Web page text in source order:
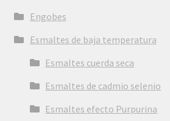
Engobes
Esmaltes de baja temperatura
Esmaltes cuerda seca
Esmaltes de cadmio selenio
Esmaltes efecto Purpurina